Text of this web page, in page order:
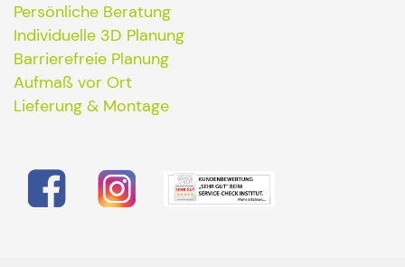
Persönliche Beratung
Individuelle 3D Planung
Barrierefreie Planung
Aufmaß vor Ort
Lieferung & Montage